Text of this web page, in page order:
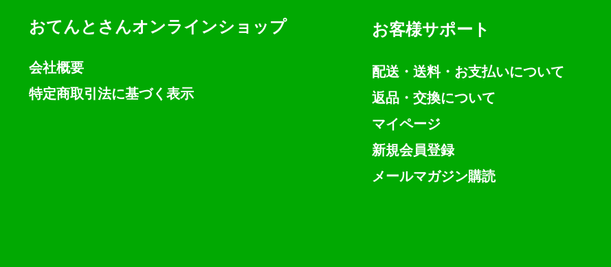
おてんとさんオンラインショップ
会社概要
特定商取引法に基づく表示
お客様サポート
配送・送料・お支払いについて
返品・交換について
マイページ
新規会員登録
メールマガジン購読